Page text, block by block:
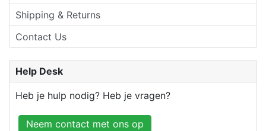
Shipping & Returns
Contact Us
Help Desk
Heb je hulp nodig? Heb je vragen?
Neem contact met ons op